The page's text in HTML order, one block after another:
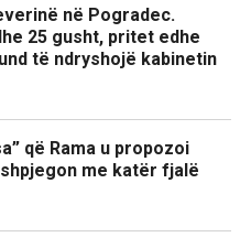
në Pogradec.
25 gusht, pritet edhe
të ndryshojë kabinetin
që Rama u propozoi
me katër fjalë